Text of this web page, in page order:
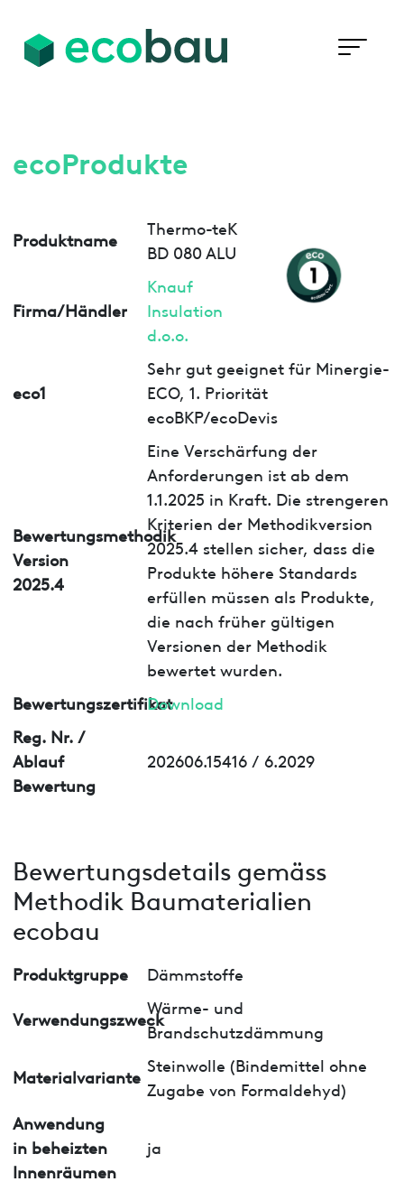
ecoProdukte
Produktname
Thermo-teK
BD 080 ALU
Firma/Händler
Knauf
Insulation
d.o.o.
eco1
Sehr gut geeignet für Minergie-
ECO, 1. Priorität
ecoBKP/ecoDevis
Bewertungsmethodik
Version
2025.4
Eine Verschärfung der
Anforderungen ist ab dem
1.1.2025 in Kraft. Die strengeren
Kriterien der Methodikversion
2025.4 stellen sicher, dass die
Produkte höhere Standards
erfüllen müssen als Produkte,
die nach früher gültigen
Versionen der Methodik
bewertet wurden.
BewertungszertifikatDownload
Reg. Nr. /
Ablauf
Bewertung
202606.15416 / 6.2029
Bewertungsdetails gemäss
Methodik Baumaterialien
ecobau
Produktgruppe Dämmstoffe
Verwendungszweck
Wärme- und
Brandschutzdämmung
Materialvariante
Steinwolle (Bindemittel ohne
Zugabe von Formaldehyd)
Anwendung
in beheizten
Innenräumen
ja